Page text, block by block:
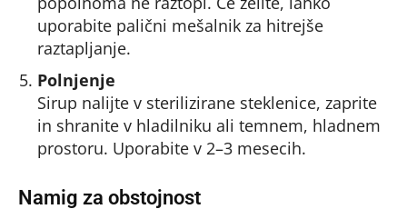
uporabite palični mešalnik za hitrejše
raztapljanje.
Polnjenje
Sirup nalijte v sterilizirane steklenice, zaprite
in shranite v hladilniku ali temnem, hladnem
prostoru. Uporabite v 2–3 mesecih.
Namig za obstojnost